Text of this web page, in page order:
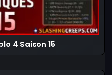
4 Saison 15